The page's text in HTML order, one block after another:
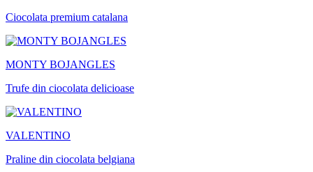
Ciocolata premium catalana
MONTY BOJANGLES
Trufe din ciocolata delicioase
VALENTINO
Praline din ciocolata belgiana